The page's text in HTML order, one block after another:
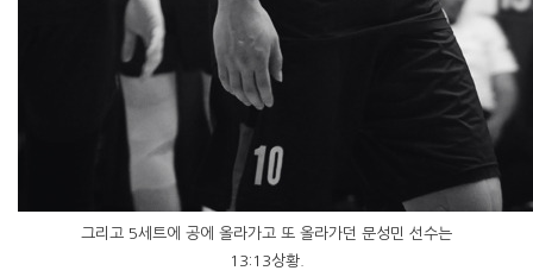
그리고 5세트에 공에 올라가고 또 올라가던 문성민 선수는
13:13상황.